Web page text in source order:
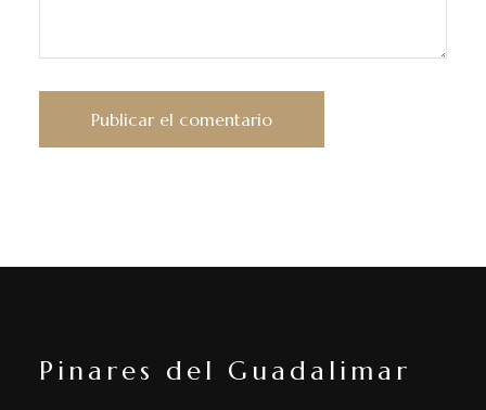
Pinares del Guadalimar